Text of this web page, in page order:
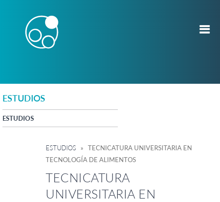
ESTUDIOS
ESTUDIOS
ESTUDIOS » TECNICATURA UNIVERSITARIA EN
TECNOLOGÍA DE ALIMENTOS
TECNICATURA
UNIVERSITARIA EN